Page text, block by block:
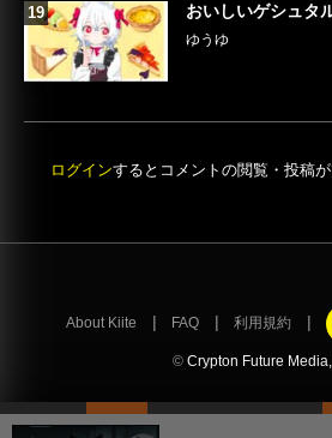
おいしいゲシュタ
ゆうゆ
ログインするとコメントの閲覧・投稿
About Kiite FAQ 利用規約
© Crypton Future